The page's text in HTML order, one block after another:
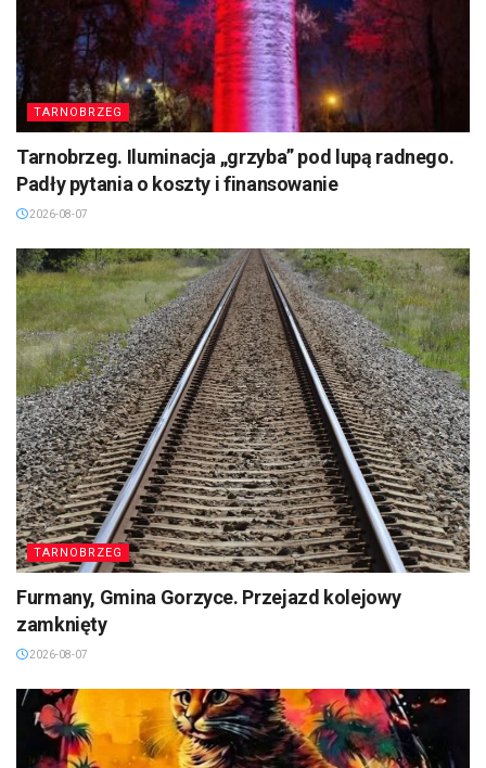
TARNOBRZEG
Tarnobrzeg. Iluminacja „grzyba” pod lupą radnego.
Padły pytania o koszty i finansowanie
2026-08-07
TARNOBRZEG
Furmany, Gmina Gorzyce. Przejazd kolejowy
zamknięty
2026-08-07